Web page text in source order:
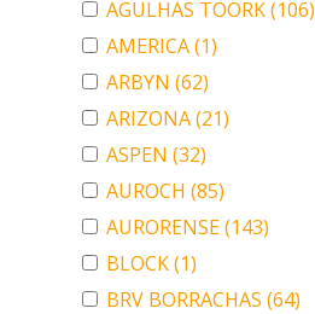
AGULHAS TOORK(106)
AMERICA(1)
ARBYN (62)
ARIZONA(21)
ASPEN (32)
AUROCH (85)
AURORENSE(143)
BLOCK(1)
BRV BORRACHAS (64)